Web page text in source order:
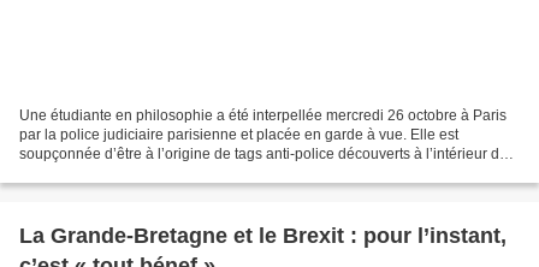
Une étudiante en philosophie a été interpellée mercredi 26 octobre à Paris
par la police judiciaire parisienne et placée en garde à vue. Elle est
soupçonnée d’être à l’origine de tags anti-police découverts à l’intérieur de
La Grande-Bretagne et le Brexit : pour l’instant,